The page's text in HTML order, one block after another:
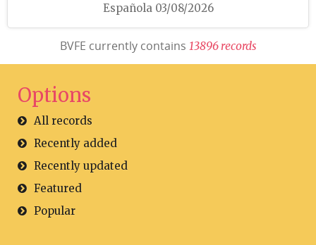
Española 03/08/2026
BVFE currently contains 13896 records
Options
All records
Recently added
Recently updated
Featured
Popular